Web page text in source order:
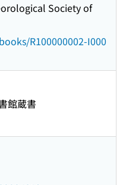
Society of
R100000002-I000
館蔵書